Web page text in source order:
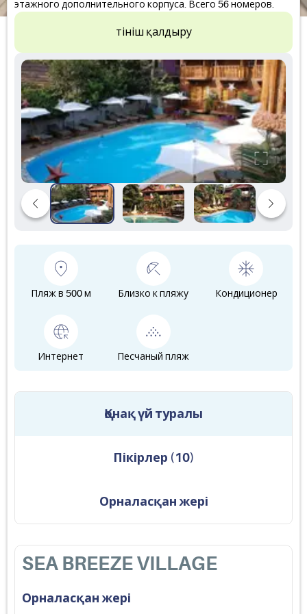
этажного дополнительного корпуса. Всего 56 номеров.
Өтініш қалдыру
Пляж в 500 м Близко к пляжу Кондиционер
Интернет Песчаный пляж
Қонақ үй туралы
Пікірлер ( 10)
Орналасқан жері
SEA BREEZE VILLAGE
Орналасқан жері